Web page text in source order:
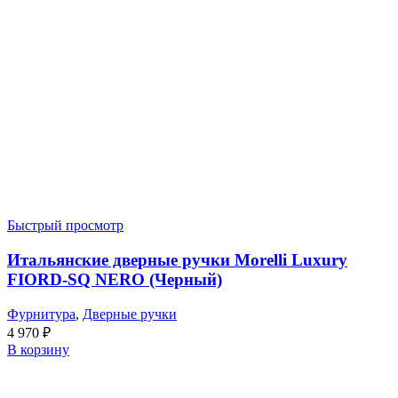
Быстрый просмотр
Итальянские дверные ручки Morelli Luxury
FIORD-SQ NERO (Черный)
Фурнитура, Дверные ручки
4 970 ₽
В корзину